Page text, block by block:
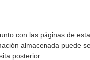
con las páginas de
almacenada puede
posterior.